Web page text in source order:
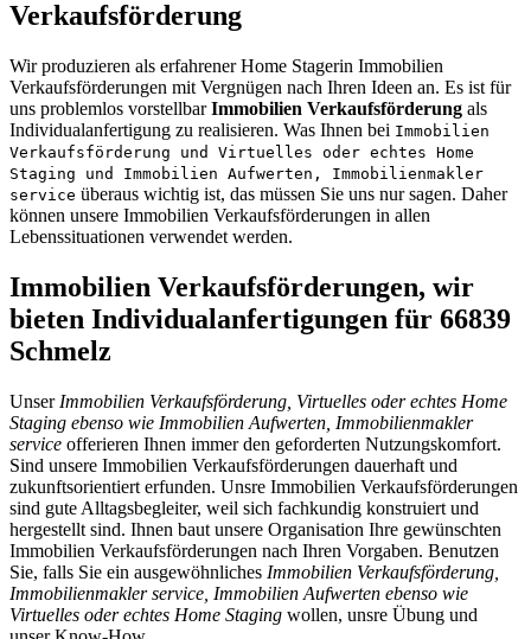
Verkaufsförderung
Wir produzieren als erfahrener Home Stagerin Immobilien
Verkaufsförderungen mit Vergnügen nach Ihren Ideen an. Es ist für
uns problemlos vorstellbarImmobilien Verkaufsförderung als
Individualanfertigung zu realisieren. Was Ihnen bei Immobilien
Verkaufsförderung und Virtuelles oder echtes Home
Staging und Immobilien Aufwerten, Immobilienmakler
service überaus wichtig ist, das müssen Sie uns nur sagen. Daher
können unsere Immobilien Verkaufsförderungen in allen
Lebenssituationen verwendet werden.
Immobilien Verkaufsförderungen, wir
bieten Individualanfertigungen für 66839
Schmelz
Unser Immobilien Verkaufsförderung, Virtuelles oder echtes Home
Staging ebenso wie Immobilien Aufwerten, Immobilienmakler
service offerieren Ihnen immer den geforderten Nutzungskomfort.
Sind unsere Immobilien Verkaufsförderungen dauerhaft und
zukunftsorientiert erfunden. Unsre Immobilien Verkaufsförderungen
sind gute Alltagsbegleiter, weil sich fachkundig konstruiert und
hergestellt sind. Ihnen baut unsere Organisation Ihre gewünschten
Immobilien Verkaufsförderungen nach Ihren Vorgaben. Benutzen
Sie, falls Sie ein ausgewöhnliches Immobilien Verkaufsförderung,
Immobilienmakler service, Immobilien Aufwerten ebenso wie
Virtuelles oder echtes Home Staging wollen, unsre Übung und